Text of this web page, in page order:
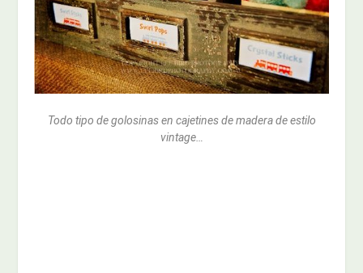
Todo tipo de golosinas en cajetines de madera de estilo
vintage…